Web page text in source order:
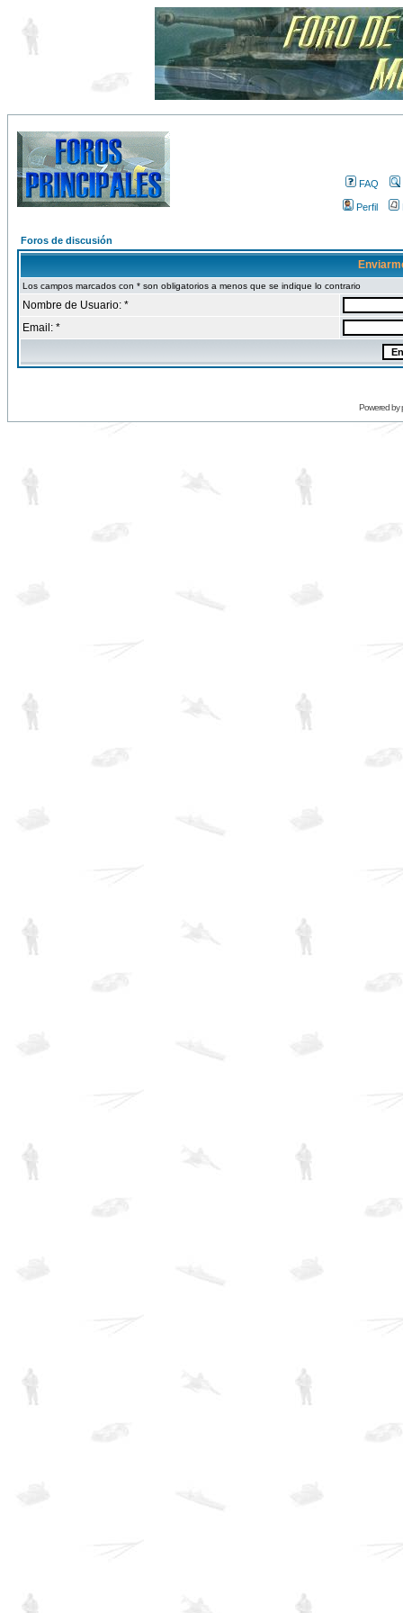
FAQ
Perfil
Foros de discusión
Los campos marcados con * son obligatorios a menos que se indique lo contrario
Nombre de Usuario: *
Email: *
Powered by